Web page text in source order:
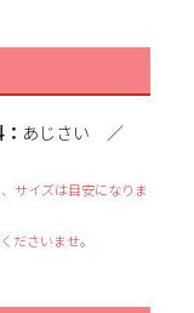
あじさい ／
サイズは目安になりま
ださいませ。